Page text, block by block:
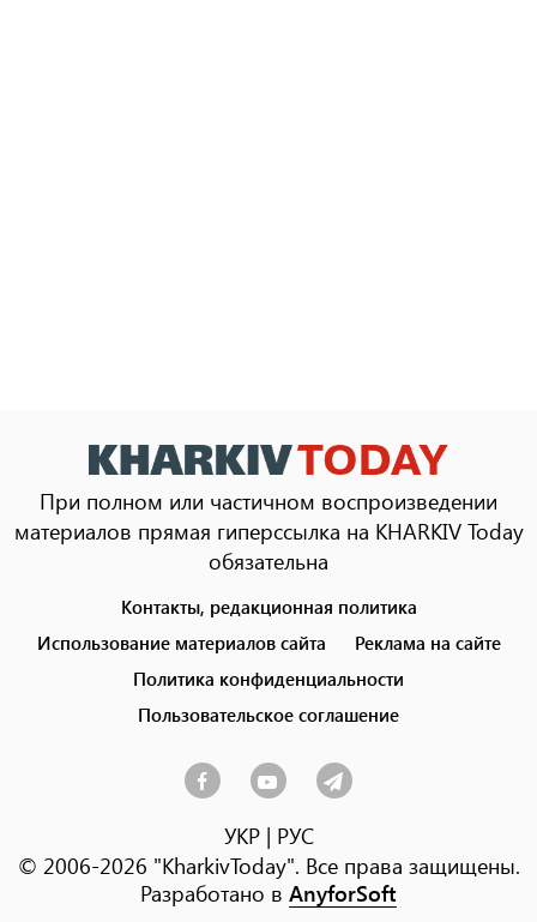
При полном или частичном воспроизведении
материалов прямая гиперссылка на KHARKIV Today
обязательна
menu
Контакты, редакционная политика
Использование материалов сайта
Реклама на сайте
Политика конфиденциальности
Пользовательское соглашение
УКР| РУС
© 2006-2026 "KharkivToday". Все права защищены.
Разработано в AnyforSoft